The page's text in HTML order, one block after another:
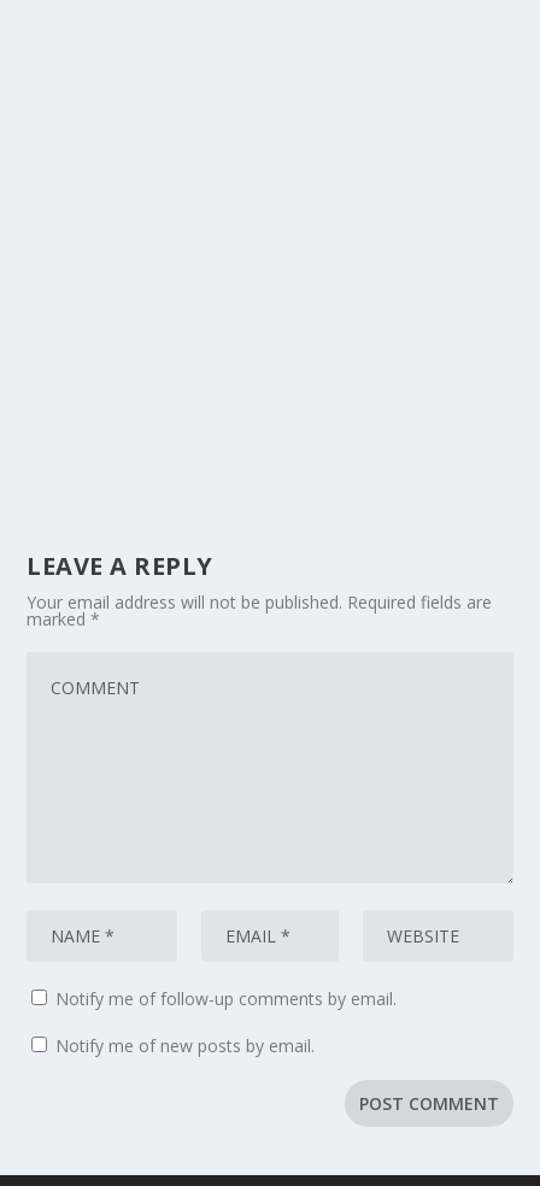
LEAVE A REPLY
Your email address will not be published. Required fields are
marked*
Notify me of follow-up comments by email.
Notify me of new posts by email.